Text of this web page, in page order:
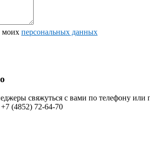
моих персональных данных
свяжуться с вами по телефону или
(4852) 72-64-70